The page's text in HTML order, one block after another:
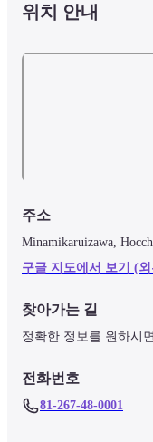
위치 안내
주소
Minamikaruizawa,
구글 지도에서 보기 (외
찾아가는 길
정확한 정보를 원하시
전화번호
81-267-48-0001